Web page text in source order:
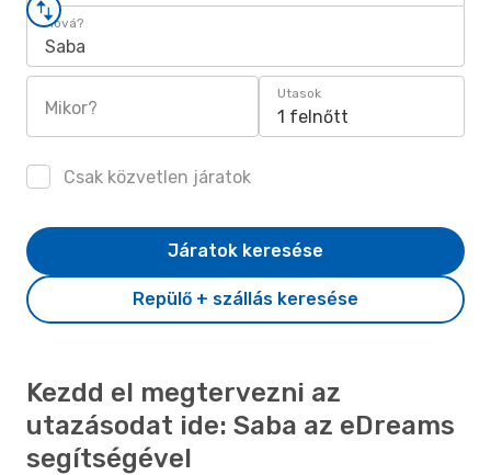
Hová?
Saba
Mikor?
Utasok
1 felnőtt
Csak közvetlen járatok
Repülő + szállás keresése
Járatok keresése
Kezdd el megtervezni az
utazásodat ide: Saba az eDreams
segítségével